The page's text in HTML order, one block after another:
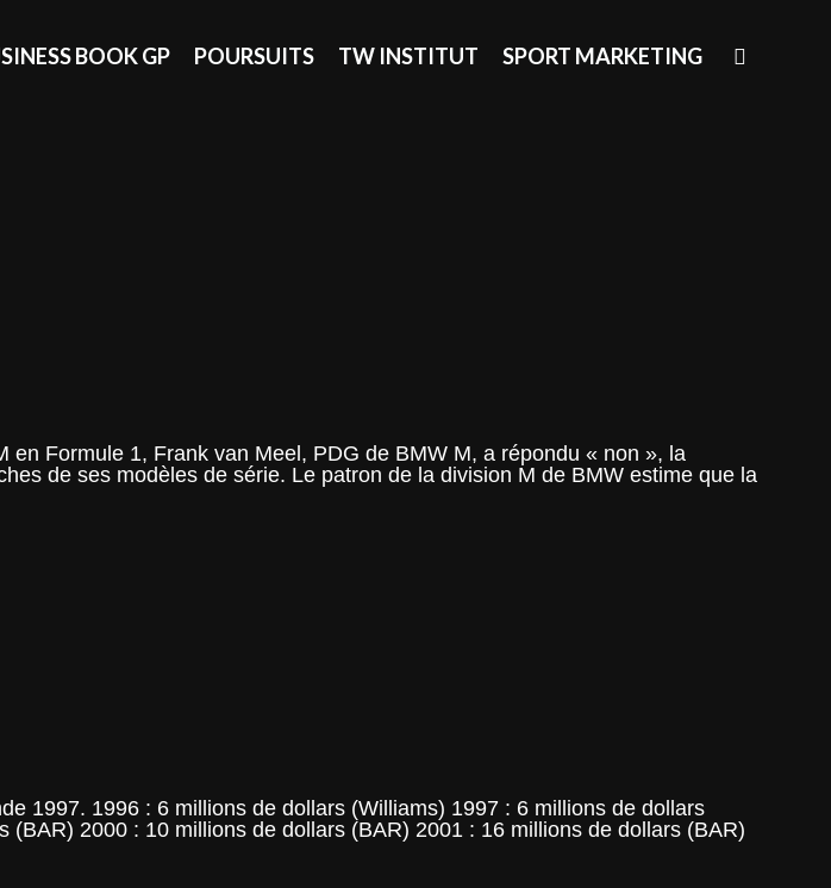
BOOK GP POURSUITS TW INSTITUT SPORT MARKETING
Formule 1, Frank van Meel, PDG de BMW M, a répondu « non », la
de ses modèles de série. Le patron de la division M de BMW estime que la
1997. 1996 : 6 millions de dollars (Williams) 1997 : 6 millions de dollars
2000 : 10 millions de dollars (BAR) 2001 : 16 millions de dollars (BAR)